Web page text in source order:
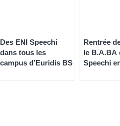
Des ENI Speechi
dans tous les
campus d’Euridis BS
Rentrée
le B.A.BA
Speechi